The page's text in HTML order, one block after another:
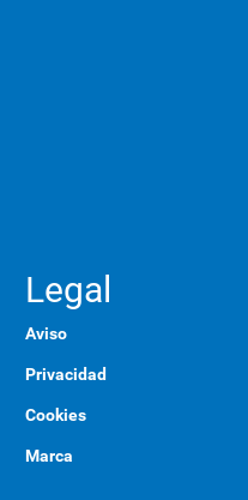
Legal
Aviso
Privacidad
Cookies
Marca